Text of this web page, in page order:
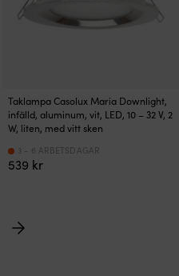
Taklampa Casolux Maria Downlight,
infälld, aluminum, vit, LED, 10 – 32 V, 2
W, liten, med vitt sken
539 kr
3 - 6 ARBETSDAGAR